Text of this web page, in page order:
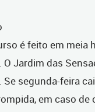
é feito em meia
Jardim das
segunda-feira
em caso